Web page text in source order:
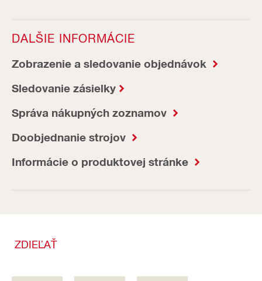
DALŠIE INFORMÁCIE
Zobrazenie a sledovanie objednávok
Sledovanie zásielky
Správa nákupných zoznamov
Doobjednanie strojov
Informácie o produktovej stránke
ZDIEĽAŤ